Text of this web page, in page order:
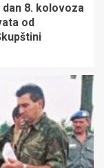
dan 8. kolovoza
od